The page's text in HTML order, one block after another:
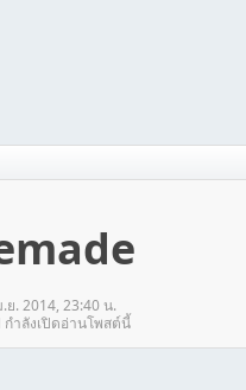
ย. 2014, 23:40 น.
ำลังเปิดอ่านโพสต์นี้